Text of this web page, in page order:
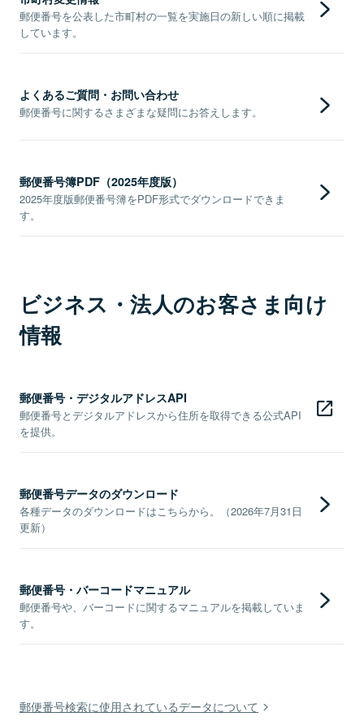
郵便番号を公表した市町村の一覧を実施日の新しい順に掲載
しています。
よくあるご質問・お問い合わせ
郵便番号に関するさまざまな疑問にお答えします。
郵便番号簿PDF（2025年度版）
2025年度版郵便番号簿をPDF形式でダウンロードできま
す。
ビジネス・法人のお客さま向け
情報
郵便番号・デジタルアドレスAPI
郵便番号とデジタルアドレスから住所を取得できる公式API
を提供。
郵便番号データのダウンロード
各種データのダウンロードはこちらから。（2026年7月31日
更新）
郵便番号・バーコードマニュアル
郵便番号や、バーコードに関するマニュアルを掲載していま
す。
郵便番号検索に使用されているデータについて